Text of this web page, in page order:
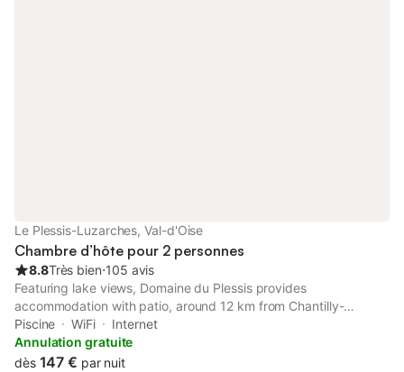
Le Plessis-Luzarches, Val-d'Oise
Chambre d’hôte pour 2 personnes
8.8Très bien⋅105 avis
Featuring lake views, Domaine du Plessis provides
accommodation with patio, around 12 km from Chantilly-
Gouvieux Train Station. This bed and breakfast features a pool
with a view, a garden and free private parking.
Piscine WiFi
Internet
Annulation gratuite
dès 147 € par nuit